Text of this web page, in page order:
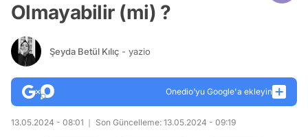
Olmayabilir (mi) ?
Şeyda Betül Kılıç - yazio
Onedio’yu Google'a ekleyin
13.05.2024 - 08:01 Son Güncelleme: 13.05.2024 - 09:19